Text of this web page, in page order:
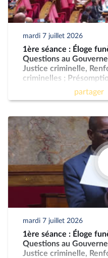
mardi 7 juillet 2026
1ère séance : Éloge
Questions au
Justice criminelle,
criminelles ;
pour les forces departager
mardi 7 juillet 2026
1ère séance : Éloge
Questions au
Justice criminelle,